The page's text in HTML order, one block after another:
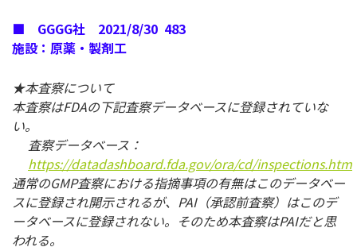
■ GGGG社 2021/8/30 483
施設：原薬・製剤工
★本査察について
本査察はFDAの下記査察データベースに登録されていな
い。
査察データベース：
https://datadashboard.fda.gov/ora/cd/inspections.htm
通常のGMP査察における指摘事項の有無はこのデータベー
スに登録され開示されるが、PAI（承認前査察）はこのデ
ータベースに登録されない。そのため本査察はPAIだと思
われる。